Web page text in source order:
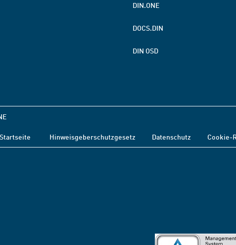
DIN.ONE
DOCS.DIN
DIN OSD
Startseite Hinweisgeberschutzgesetz Datenschutz Cookie-